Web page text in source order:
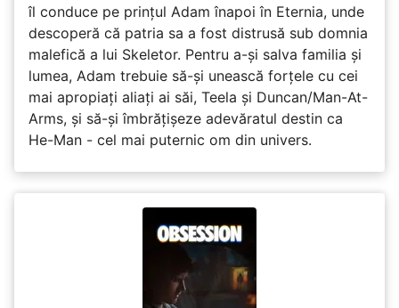
îl conduce pe prințul Adam înapoi în Eternia, unde
descoperă că patria sa a fost distrusă sub domnia
malefică a lui Skeletor. Pentru a-și salva familia și
lumea, Adam trebuie să-și unească forțele cu cei
mai apropiați aliați ai săi, Teela și Duncan/Man-At-
Arms, și să-și îmbrățișeze adevăratul destin ca
He-Man - cel mai puternic om din univers.